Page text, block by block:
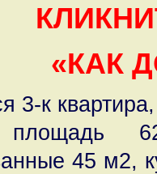
«КАК
3-к
45 м2,